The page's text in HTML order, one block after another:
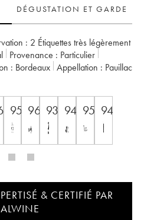
DÉGUSTATION ET GARDE
: 2 Étiquettes très légèrement
Provenance : particulier
: Bordeaux Appellation : Pauillac
95 96 93 94 95 94
& CERTIFIÉ PAR